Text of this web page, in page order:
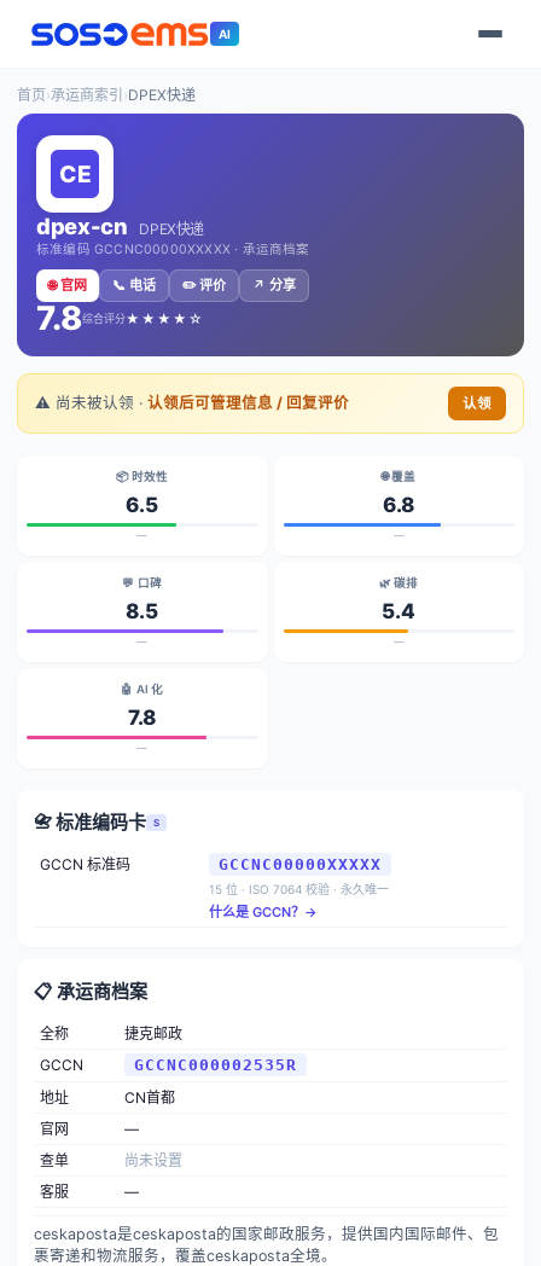
AI
首页›承运商索引 ›DPEX快递
dpex-cn DPEX快递
标准编码 GCCNC00000XXXXX · 承运商档案
🌐 官网 📞 电话 ✏️ 评价 ↗️ 分享
7.8综合评分★★★★☆
⚠️ 尚未被认领 · 认领后可管理信息 / 回复评价 认领
📦 时效性
6.5
—
🌐 覆盖
6.8
—
💬 口碑
8.5
—
🌿 碳排
5.4
—
🤖 AI 化
7.8
—
📇 标准编码卡 S
GCCN 标准码 GCCNC00000XXXXX
15 位 · ISO 7064 校验 · 永久唯一
什么是 GCCN？→
📋 承运商档案
全称
捷克邮政
GCCN
GCCNC000002535R
地址
CN首都
官网
—
查单
尚未设置
客服
—
ceskaposta是ceskaposta的国家邮政服务，提供国内国际邮件、包
裹寄递和物流服务，覆盖ceskaposta全境。